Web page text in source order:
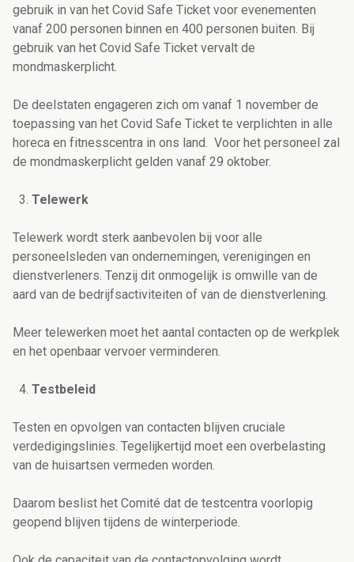
gebruik in van het Covid Safe Ticket voor evenementen
vanaf 200 personen binnen en 400 personen buiten. Bij
gebruik van het Covid Safe Ticket vervalt de
mondmaskerplicht.
De deelstaten engageren zich om vanaf 1 november de
toepassing van het Covid Safe Ticket te verplichten in alle
horeca en fitnesscentra in ons land. Voor het personeel zal
de mondmaskerplicht gelden vanaf 29 oktober.
Telewerk
Telewerk wordt sterk aanbevolen bij voor alle
personeelsleden van ondernemingen, verenigingen en
dienstverleners. Tenzij dit onmogelijk is omwille van de
aard van de bedrijfsactiviteiten of van de dienstverlening.
Meer telewerken moet het aantal contacten op de werkplek
en het openbaar vervoer verminderen.
Testbeleid
Testen en opvolgen van contacten blijven cruciale
verdedigingslinies. Tegelijkertijd moet een overbelasting
van de huisartsen vermeden worden.
Daarom beslist het Comité dat de testcentra voorlopig
geopend blijven tijdens de winterperiode.